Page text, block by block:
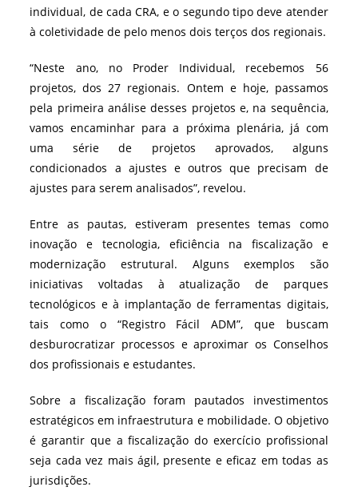
individual, de cada CRA, e o segundo tipo deve atender
à coletividade de pelo menos dois terços dos regionais.
“Neste ano, no Proder Individual, recebemos 56
projetos, dos 27 regionais. Ontem e hoje, passamos
pela primeira análise desses projetos e, na sequência,
vamos encaminhar para a próxima plenária, já com
uma série de projetos aprovados, alguns
condicionados a ajustes e outros que precisam de
ajustes para serem analisados”, revelou.
Entre as pautas, estiveram presentes temas como
inovação e tecnologia, eficiência na fiscalização e
modernização estrutural. Alguns exemplos são
iniciativas voltadas à atualização de parques
tecnológicos e à implantação de ferramentas digitais,
tais como o “Registro Fácil ADM”, que buscam
desburocratizar processos e aproximar os Conselhos
dos profissionais e estudantes.
Sobre a fiscalização foram pautados investimentos
estratégicos em infraestrutura e mobilidade. O objetivo
é garantir que a fiscalização do exercício profissional
seja cada vez mais ágil, presente e eficaz em todas as
jurisdições.